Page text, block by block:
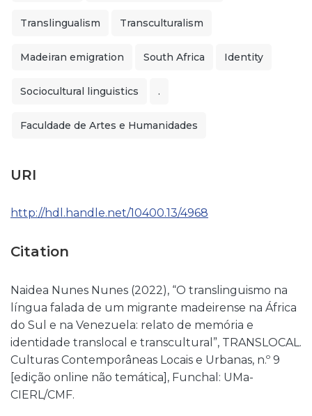
Translingualism Transculturalism
Madeiran emigration South Africa Identity
Sociocultural linguistics .
Faculdade de Artes e Humanidades
URI
http://hdl.handle.net/10400.13/4968
Citation
Naidea Nunes Nunes (2022), “O translinguismo na
língua falada de um migrante madeirense na África
do Sul e na Venezuela: relato de memória e
identidade translocal e transcultural”, TRANSLOCAL.
Culturas Contemporâneas Locais e Urbanas, n.º 9
[edição online não temática], Funchal: UMa-
CIERL/CMF.